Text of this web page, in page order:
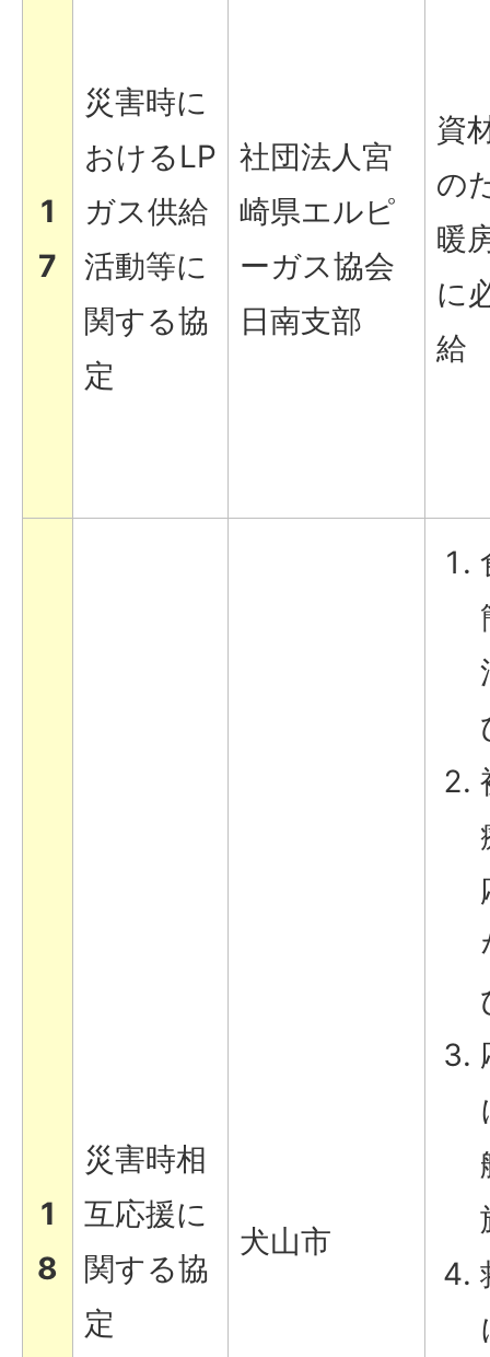
1
7
災害時に
おけるLP
ガス供給
活動等に
関する協
定
社団法人宮
崎県エルピ
ーガス協会
日南支部
資
の
暖
に
給
1
8
災害時相
互応援に
関する協
定
犬山市